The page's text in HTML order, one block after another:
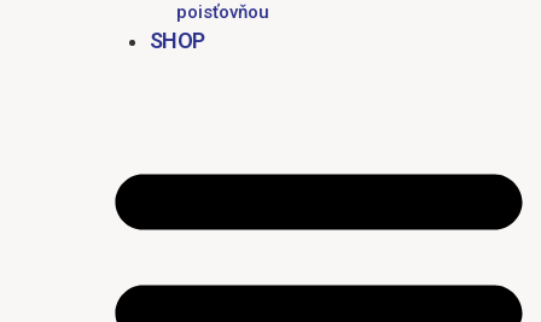
poisťovňou
SHOP